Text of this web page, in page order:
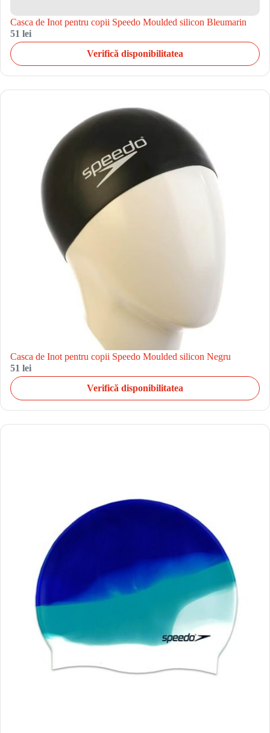
Casca de Inot pentru copii Speedo Moulded silicon Bleumarin
51 lei
Verifică disponibilitatea
Casca de Inot pentru copii Speedo Moulded silicon Negru
51 lei
Verifică disponibilitatea